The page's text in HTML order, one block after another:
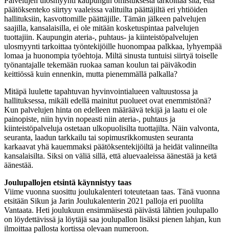
päätöksenteko siirtyy vaaleissa valituilta päättäjiltä eri yhtiöiden
hallituksiin, kasvottomille päättäjille. Tämän jälkeen palvelujen
saajilla, kansalaisilla, ei ole mitään kosketuspintaa palvelujen
tuottajiin. Kaupungin ateria-, puhtaus- ja kiinteistöpalvelujen
ulosmyynti tarkoittaa työntekijöille huonompaa palkkaa, lyhyempää
lomaa ja huonompia työehtoja. Miltä sinusta tuntuisi siirtyä toiselle
työnantajalle tekemään ruokaa saman koulun tai päiväkodin
keittiössä kuin ennenkin, mutta pienemmällä palkalla?
Mitäpä luulette tapahtuvan hyvinvointialueen valtuustossa ja
hallituksessa, mikäli edellä mainitut puolueet ovat enemmistönä?
Kun palvelujen hinta on edelleen määräävä tekijä ja laatu ei ole
painopiste, niin hyvin nopeasti niin ateria-, puhtaus ja
kiinteistöpalveluja ostetaan ulkopuolisilta tuottajilta. Näin valvonta,
seuranta, laadun tarkkailu tai sopimusrikkomusten seuranta
karkaavat yhä kauemmaksi päätöksentekijöiltä ja heidät valinneilta
kansalaisilta. Siksi on väliä sillä, että aluevaaleissa äänestää ja ketä
äänestää.
Joulupallojen etsintä käynnistyy taas
Viime vuonna suosittu joulukalenteri toteutetaan taas. Tänä vuonna
etsitään Sikun ja Jarin Joulukalenterin 2021 palloja eri puolilta
Vantaata. Heti joulukuun ensimmäisestä päivästä lähtien joulupallo
on löydettävissä ja löytäjä saa joulupallon lisäksi pienen lahjan, kun
ilmoittaa pallosta kortissa olevaan numeroon.